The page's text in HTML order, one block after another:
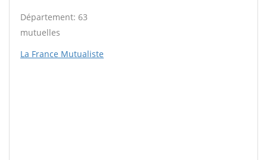
Département: 63
mutuelles
La France Mutualiste